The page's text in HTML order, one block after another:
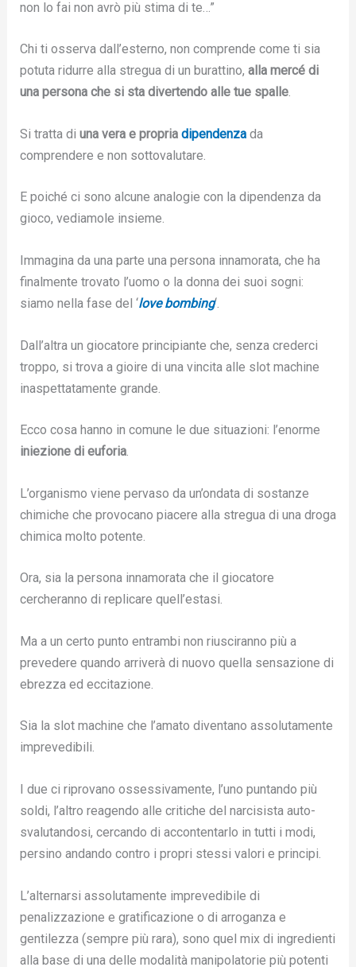
non lo fai non avrò più stima di te…”
Chi ti osserva dall’esterno, non comprende come ti sia
potuta ridurre alla stregua di un burattino, alla mercé di
una persona che si sta divertendo alle tue spalle.
Si tratta di una vera e propria dipendenzada
comprendere e non sottovalutare.
E poiché ci sono alcune analogie con la dipendenza da
gioco, vediamole insieme.
Immagina da una parte una persona innamorata, che ha
finalmente trovato l’uomo o la donna dei suoi sogni:
siamo nella fase del ‘love bombing‘.
Dall’altra un giocatore principiante che, senza crederci
troppo, si trova a gioire di una vincita alle slot machine
inaspettatamente grande.
Ecco cosa hanno in comune le due situazioni: l’enorme
iniezione di euforia.
L’organismo viene pervaso da un’ondata di sostanze
chimiche che provocano piacere alla stregua di una droga
chimica molto potente.
Ora, sia la persona innamorata che il giocatore
cercheranno di replicare quell’estasi.
Ma a un certo punto entrambi non riusciranno più a
prevedere quando arriverà di nuovo quella sensazione di
ebrezza ed eccitazione.
Sia la slot machine che l’amato diventano assolutamente
imprevedibili.
I due ci riprovano ossessivamente, l’uno puntando più
soldi, l’altro reagendo alle critiche del narcisista auto-
svalutandosi, cercando di accontentarlo in tutti i modi,
persino andando contro i propri stessi valori e principi.
L’alternarsi assolutamente imprevedibile di
penalizzazione e gratificazione o di arroganza e
gentilezza (sempre più rara), sono quel mix di ingredienti
alla base di una delle modalità manipolatorie più potenti